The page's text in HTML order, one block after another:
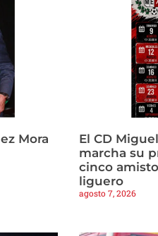
Mora
El CD
marcha su
cinco
liguero
agosto 7, 2026